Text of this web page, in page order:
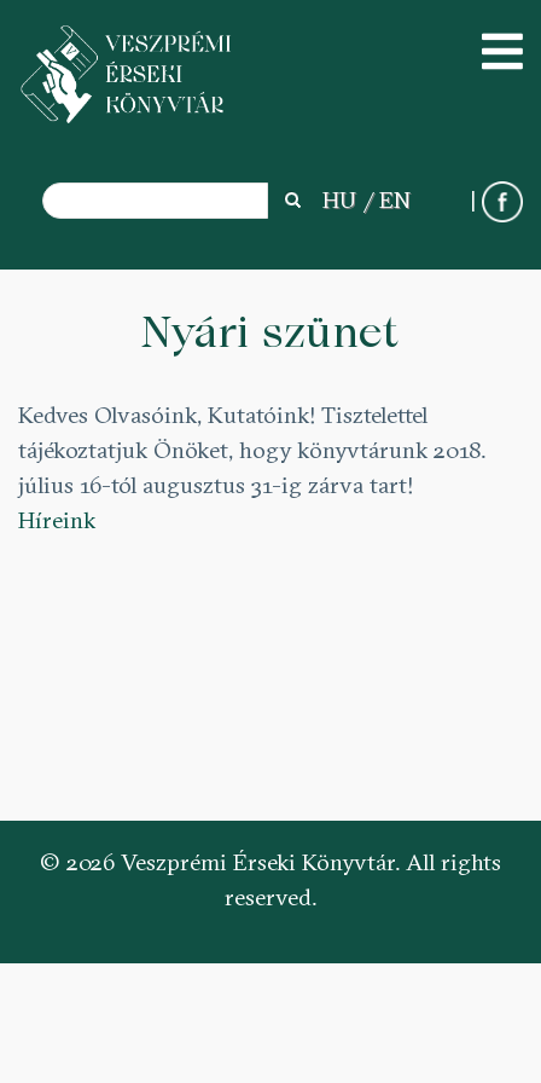
Search
Search HU EN
Nyári szünet
Kedves Olvasóink, Kutatóink! Tisztelettel
tájékoztatjuk Önöket, hogy könyvtárunk 2018.
július 16-tól augusztus 31-ig zárva tart!
Híreink
© 2026 Veszprémi Érseki Könyvtár. All rights
reserved.